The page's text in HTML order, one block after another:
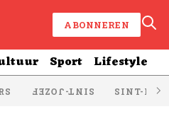
ABONNEREN
Sport Lifestyle
SINT-JOZEF SINT-